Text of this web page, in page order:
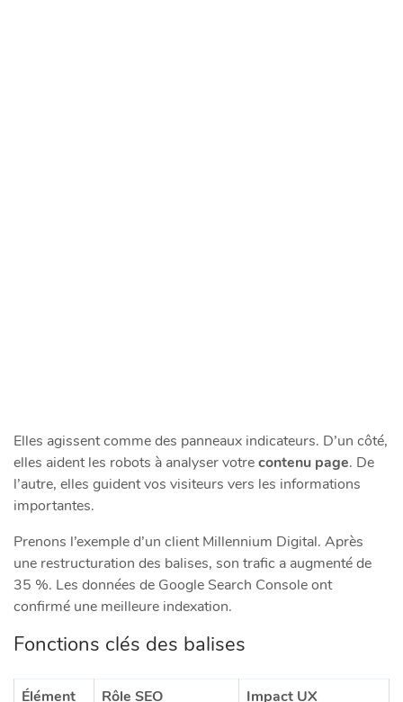
Elles agissent comme des panneaux indicateurs. D’un côté,
elles aident les robots à analyser votrecontenu page. De
l’autre, elles guident vos visiteurs vers les informations
importantes.
Prenons l’exemple d’un client Millennium Digital. Après
une restructuration des balises, son trafic a augmenté de
35 %. Les données de Google Search Console ont
confirmé une meilleure indexation.
Fonctions clés des balises
Élément Rôle SEO
Impact UX